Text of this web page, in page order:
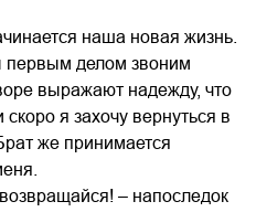
наша новая жизнь.
первым делом звоним
выражают надежду, что
я захочу вернуться в
же принимается
– напоследок